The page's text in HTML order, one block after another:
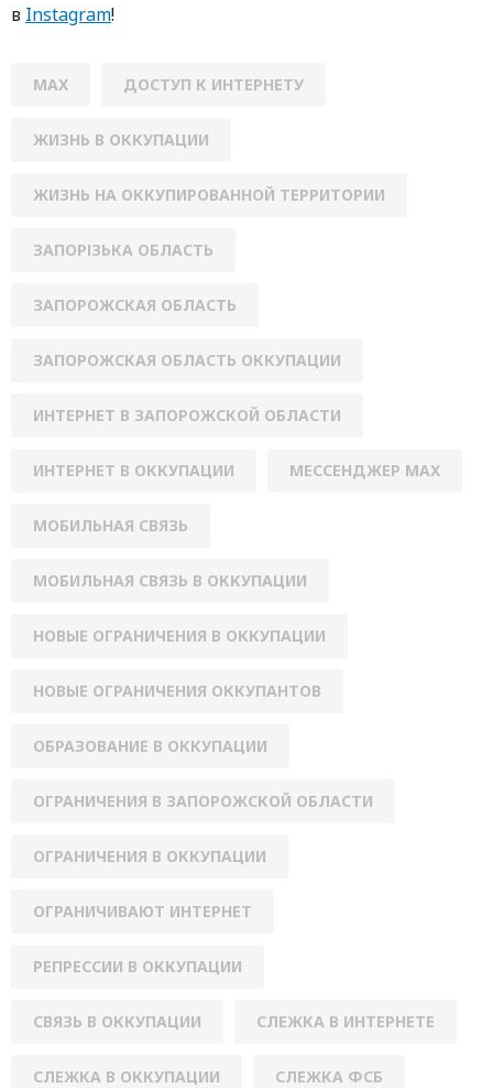
в Instagram!
MAX ДОСТУП К ИНТЕРНЕТУ
ЖИЗНЬ В ОККУПАЦИИ
ЖИЗНЬ НА ОККУПИРОВАННОЙ ТЕРРИТОРИИ
ЗАПОРІЗЬКА ОБЛАСТЬ
ЗАПОРОЖСКАЯ ОБЛАСТЬ
ЗАПОРОЖСКАЯ ОБЛАСТЬ ОККУПАЦИИ
ИНТЕРНЕТ В ЗАПОРОЖСКОЙ ОБЛАСТИ
ИНТЕРНЕТ В ОККУПАЦИИ МЕССЕНДЖЕР MAX
МОБИЛЬНАЯ СВЯЗЬ
МОБИЛЬНАЯ СВЯЗЬ В ОККУПАЦИИ
НОВЫЕ ОГРАНИЧЕНИЯ В ОККУПАЦИИ
НОВЫЕ ОГРАНИЧЕНИЯ ОККУПАНТОВ
ОБРАЗОВАНИЕ В ОККУПАЦИИ
ОГРАНИЧЕНИЯ В ЗАПОРОЖСКОЙ ОБЛАСТИ
ОГРАНИЧЕНИЯ В ОККУПАЦИИ
ОГРАНИЧИВАЮТ ИНТЕРНЕТ
РЕПРЕССИИ В ОККУПАЦИИ
СВЯЗЬ В ОККУПАЦИИ СЛЕЖКА В ИНТЕРНЕТЕ
СЛЕЖКА В ОККУПАЦИИ СЛЕЖКА ФСБ